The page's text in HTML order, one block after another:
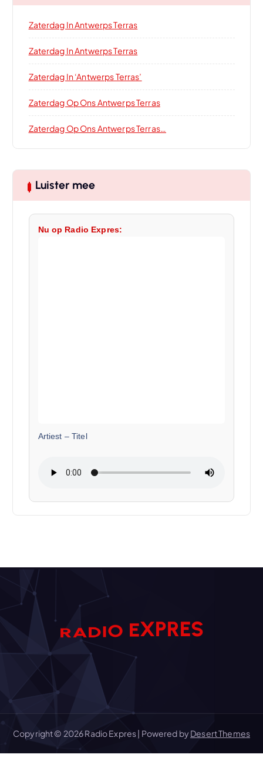
Zaterdag In Antwerps Terras
Zaterdag In Antwerps Terras
Zaterdag In ‘Antwerps Terras’
Zaterdag Op Ons Antwerps Terras
Zaterdag Op Ons Antwerps Terras…
Luister mee
Nu op Radio Expres:
Artiest – Titel
R ADIO EXPRES
Copyright © 2026 Radio Expres | Powered byDesert Themes